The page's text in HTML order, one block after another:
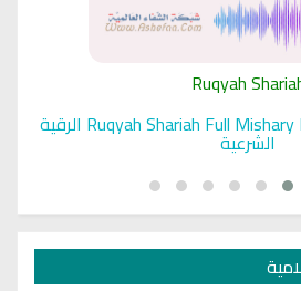
Ruqyah
Sihir Jin Yahudi pada